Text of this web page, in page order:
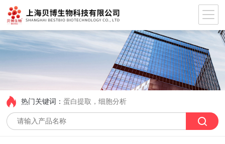
热门关键词：蛋白提取，细胞分析